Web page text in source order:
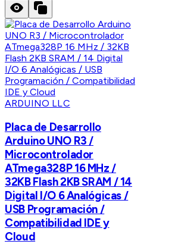
ARDUINO LLC
Placa de Desarrollo
Arduino UNO R3 /
Microcontrolador
ATmega328P 16 MHz /
32KB Flash 2KB SRAM / 14
Digital I/O 6 Analógicas /
USB Programación /
Compatibilidad IDE y
Cloud